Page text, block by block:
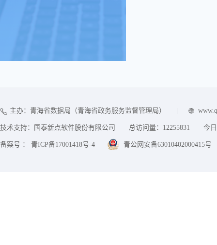
主办：青海省数据局（青海省政务服务监督管理局）
技术支持：国泰新点软件股份有限公司 总访问量： 12255831 今
备案号 ： 青ICP备17001418号-4 青公网安备63010402000415号